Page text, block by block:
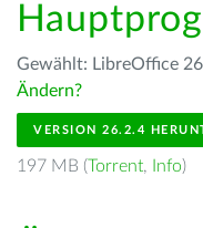
Gewählt: LibreOffice
Ändern?
VERSION 26.2.4
197 MB (Torrent, Info)